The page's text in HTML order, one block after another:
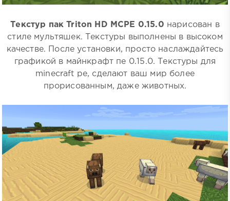
Текстур пак Triton HD MCPE 0.15.0 нарисован в
стиле мультяшек. Текстуры выполнены в высоком
качестве. После установки, просто наслаждайтесь
графикой в майнкрафт пе 0.15.0. Текстуры для
minecraft pe, сделают ваш мир более
прорисованным, даже животных.